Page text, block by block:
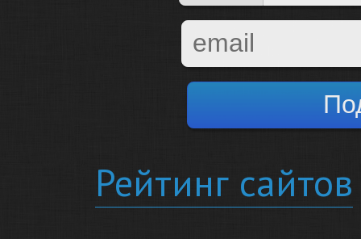
Рейтинг сайтов